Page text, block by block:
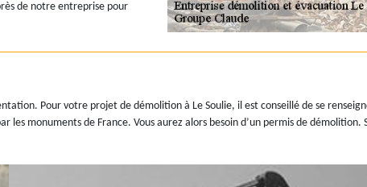
de notre entreprise pour
Pour votre projet de démolition à Le Soulie, il est conseillé de se
monuments de France. Vous aurez alors besoin d’un permis de démolition.